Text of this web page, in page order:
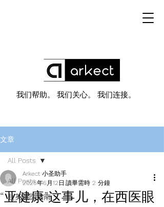
我们帮助。 我们关心。 我们连接。
文章
All Posts
赴英就医指南
All Posts
“亚健康”这事儿，在西医眼
Arkect 小圣助手
2025年6月12日 讀畢需時 2 分鐘